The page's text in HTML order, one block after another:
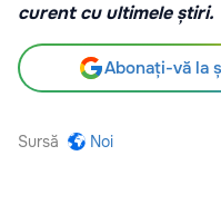
curent cu ultimele știri.
Abonați-vă la
Sursă Noi